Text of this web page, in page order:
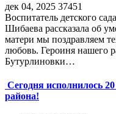
дек 04, 2025 37451
Воспитатель детского
Шибаева рассказала об
матери мы поздравляем
любовь. Героиня нашего
Бутурлиновки…
Сегодня исполнилось
района!